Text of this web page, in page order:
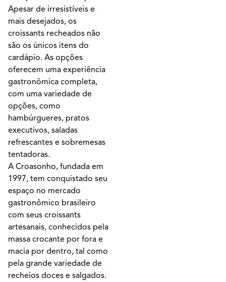
Apesar de irresistíveis e
mais desejados, os
croissants recheados não
são os únicos itens do
cardápio. As opções
oferecem uma experiência
gastronômica completa,
com uma variedade de
opções, como
hambúrgueres, pratos
executivos, saladas
refrescantes e sobremesas
tentadoras.
A Croasonho, fundada em
1997, tem conquistado seu
espaço no mercado
gastronômico brasileiro
com seus croissants
artesanais, conhecidos pela
massa crocante por fora e
macia por dentro, tal como
pela grande variedade de
recheios doces e salgados.